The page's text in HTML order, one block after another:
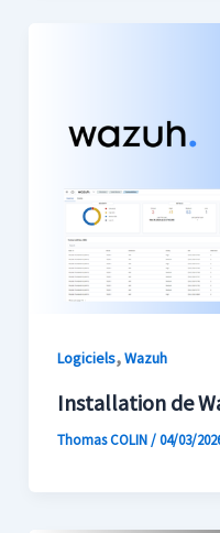
Logiciels,Wazuh
Installation de
Thomas COLIN/04/03/